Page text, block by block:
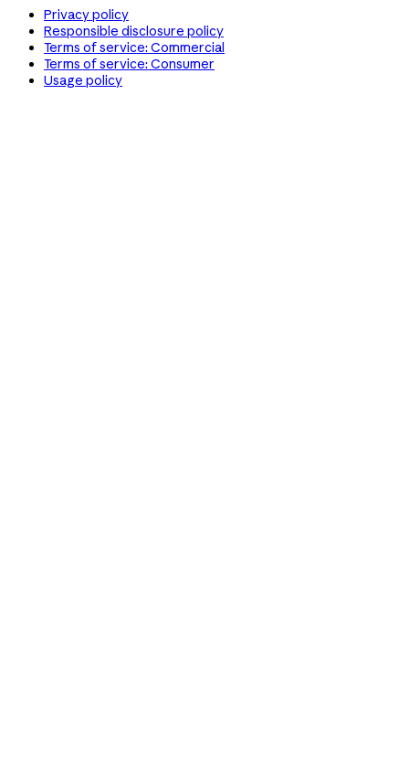
Privacy policy
Responsible disclosure policy
Terms of service: Commercial
Terms of service: Consumer
Usage policy